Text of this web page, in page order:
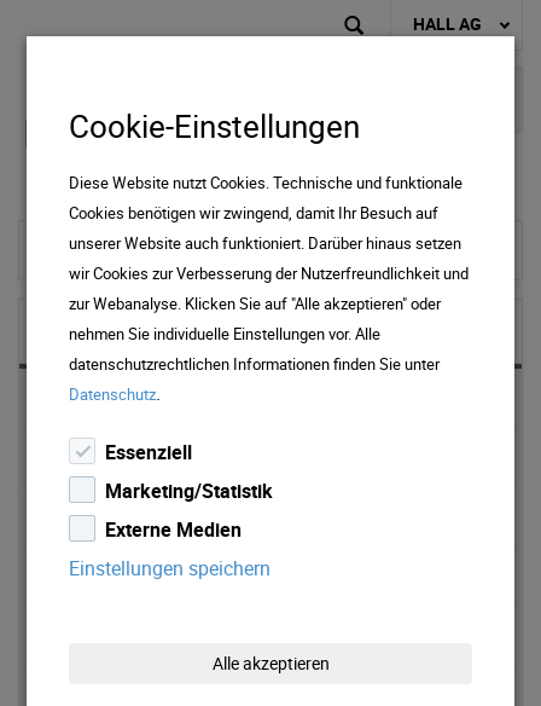
HALL AG
zur Startseite
NEWS & MEDIA
News 2025
News 2024
News 2023
News 2022
Cookie-Einstellungen
Diese Website nutzt Cookies. Technische und funktionale
Cookies benötigen wir zwingend, damit Ihr Besuch auf
unserer Website auch funktioniert. Darüber hinaus setzen
wir Cookies zur Verbesserung der Nutzerfreundlichkeit und
zur Webanalyse. Klicken Sie auf "Alle akzeptieren" oder
nehmen Sie individuelle Einstellungen vor. Alle
datenschutzrechtlichen Informationen finden Sie unter
Datenschutz.
Essenziell
Marketing/Statistik
Externe Medien
Einstellungen speichern
Alle akzeptieren